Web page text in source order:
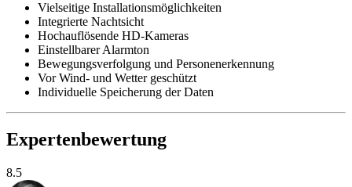
Vielseitige Installationsmöglichkeiten
Integrierte Nachtsicht
Hochauflösende HD-Kameras
Einstellbarer Alarmton
Bewegungsverfolgung und Personenerkennung
Vor Wind- und Wetter geschützt
Individuelle Speicherung der Daten
Expertenbewertung
8.5